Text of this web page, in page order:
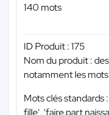
140 mots
ID Produit : 175
Nom du produit :
notamment les
Mots clés standards
fille', 'faire part